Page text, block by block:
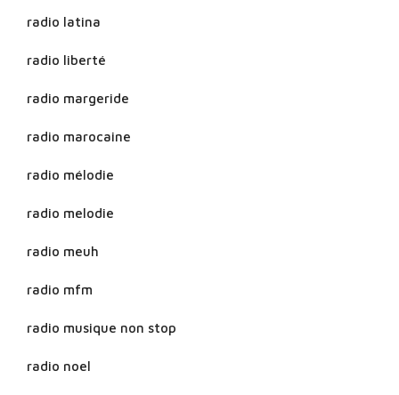
radio latina
radio liberté
radio margeride
radio marocaine
radio mélodie
radio melodie
radio meuh
radio mfm
radio musique non stop
radio noel